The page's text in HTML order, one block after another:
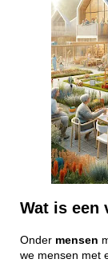
Wat is een
Onder mensen
we mensen met